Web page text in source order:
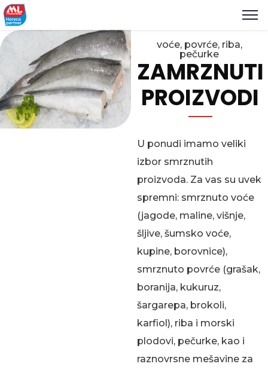
voće, povrće, riba,
pečurke
ZAMRZNUTI
PROIZVODI
U ponudi imamo veliki
izbor smrznutih
proizvoda. Za vas su uvek
spremni: smrznuto voće
(jagode, maline, višnje,
šljive, šumsko voće,
kupine, borovnice),
smrznuto povrće (grašak,
boranija, kukuruz,
šargarepa, brokoli,
karfiol), riba i morski
plodovi, pečurke, kao i
raznovrsne mešavine za